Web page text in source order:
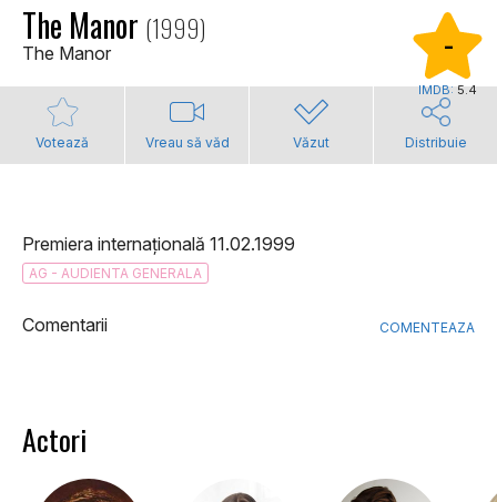
The Manor (1999)
The Manor -
IMDB:5.4
Votează Vreau să văd Văzut Distribuie
Premiera internațională 11.02.1999
AG - AUDIENTA GENERALA
Comentarii COMENTEAZA
Actori